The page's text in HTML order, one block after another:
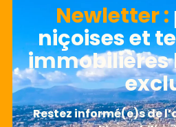
Newletter​ :
niçoises et
immobilières